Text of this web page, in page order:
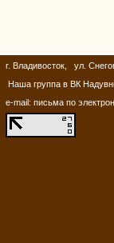
г. Владивосток, ул.
Наша группа в ВК
e-mail: письма по